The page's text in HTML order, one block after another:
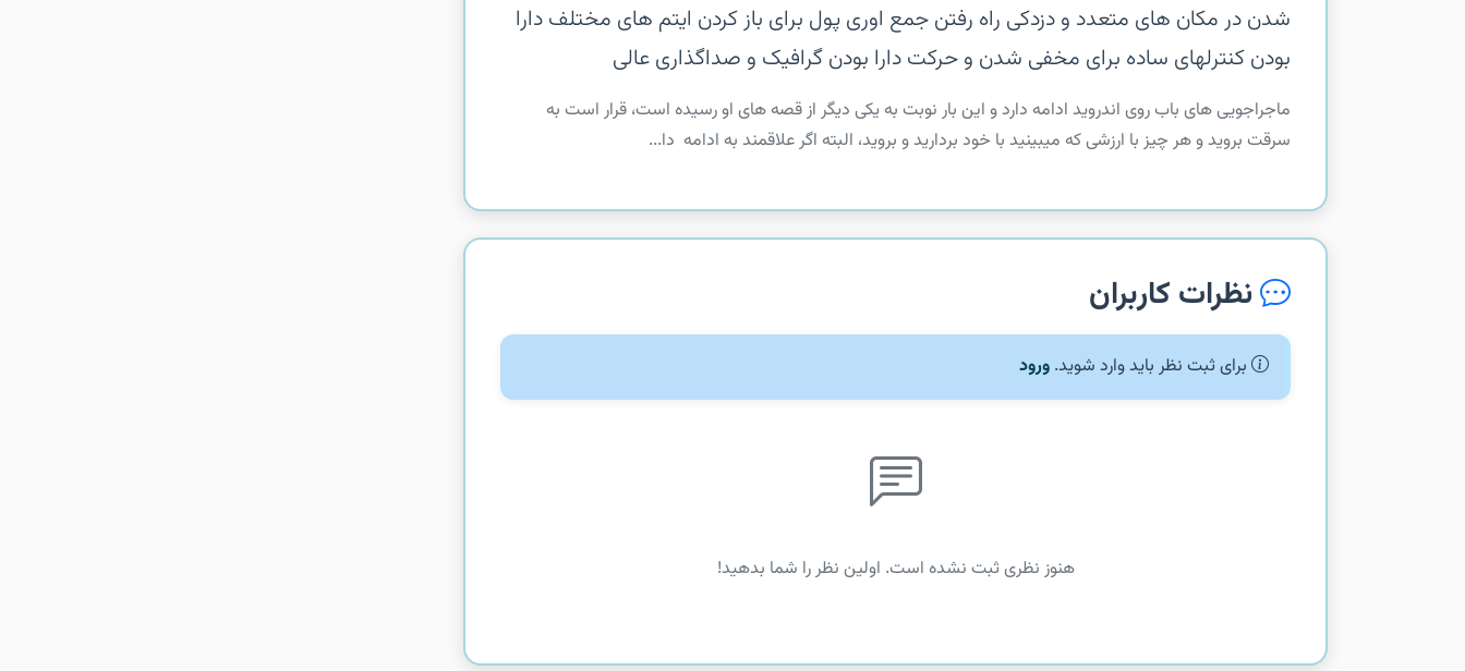
شدن در مکان های متعدد و دزدکی راه رفتن جمع اوری پول برای باز کردن ایتم های مختلف دارا
بودن کنترلهای ساده برای مخفی شدن و حرکت دارا بودن گرافیک و صداگذاری عالی
ماجراجویی های باب روی اندروید ادامه دارد و این بار نوبت به یکی دیگر از قصه های او رسیده است، قرار است به
سرقت بروید و هر چیز با ارزشی که میبینید با خود بردارید و بروید، البته اگر علاقمند به ادامه ⁨ دا...
نظرات کاربران
برای ثبت نظر باید وارد شوید. ورود
هنوز نظری ثبت نشده است. اولین نظر را شما بدهید!